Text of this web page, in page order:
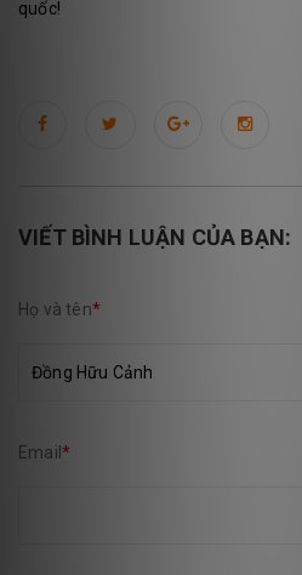
quốc!
VIẾT BÌNH LUẬN CỦA BẠN:
Họ và tên*
Email *